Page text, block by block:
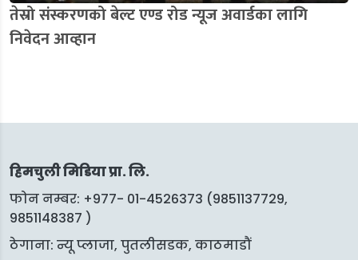
तेस्रो संस्करणको बेल्ट एण्ड रोड न्यूज अवार्डका लागि
निवेदन आव्हान
हिमचुली मिडिया प्रा. लि.
फोन नम्बर: +977- 01-4526373 (9851137729,
9851148387 )
ठेगाना: न्यू प्लाजा, पुतलीसडक, काठमाडौं